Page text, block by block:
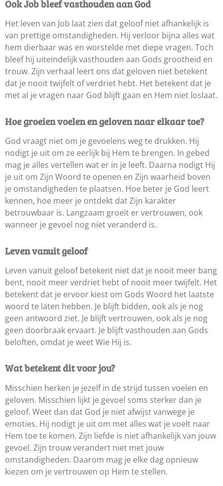
Ook Job bleef vasthouden aan God
Het leven van Job laat zien dat geloof niet afhankelijk is
van prettige omstandigheden. Hij verloor bijna alles wat
hem dierbaar was en worstelde met diepe vragen. Toch
bleef hij uiteindelijk vasthouden aan Gods grootheid en
trouw. Zijn verhaal leert ons dat geloven niet betekent
dat je nooit twijfelt of verdriet hebt. Het betekent dat je
met al je vragen naar God blijft gaan en Hem niet loslaat.
Hoe groeien voelen en geloven naar elkaar toe?
God vraagt niet om je gevoelens weg te drukken. Hij
nodigt je uit om ze eerlijk bij Hem te brengen. In gebed
mag je alles vertellen wat er in je leeft. Daarna nodigt Hij
je uit om Zijn Woord te openen en Zijn waarheid boven
je omstandigheden te plaatsen. Hoe beter je God leert
kennen, hoe meer je ontdekt dat Zijn karakter
betrouwbaar is. Langzaam groeit er vertrouwen, ook
wanneer je gevoel nog niet veranderd is.
Leven vanuit geloof
Leven vanuit geloof betekent niet dat je nooit meer bang
bent, nooit meer verdriet hebt of nooit meer twijfelt. Het
betekent dat je ervoor kiest om Gods Woord het laatste
woord te laten hebben. Je blijft bidden, ook als je nog
geen antwoord ziet. Je blijft vertrouwen, ook als je nog
geen doorbraak ervaart. Je blijft vasthouden aan Gods
beloften, omdat je weet Wie Hij is.
Wat betekent dit voor jou?
Misschien herken je jezelf in de strijd tussen voelen en
geloven. Misschien lijkt je gevoel soms sterker dan je
geloof. Weet dan dat God je niet afwijst vanwege je
emoties. Hij nodigt je uit om met alles wat je voelt naar
Hem toe te komen. Zijn liefde is niet afhankelijk van jouw
gevoel. Zijn trouw verandert niet met jouw
omstandigheden. Daarom mag je elke dag opnieuw
kiezen om je vertrouwen op Hem te stellen.